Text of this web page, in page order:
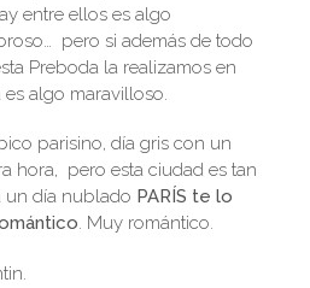
entre ellos es algo
pero si además de todo
Preboda la realizamos en
algo maravilloso.
parisino, día gris con un
hora, pero esta ciudad es tan
un día nublado PARÍS te lo
. Muy romántico.